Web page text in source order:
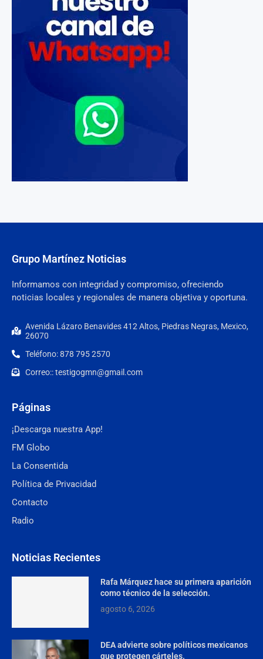
Grupo Martínez Noticias
Informamos con integridad y compromiso, ofreciendo
noticias locales y regionales de manera objetiva y oportuna.
Avenida Lázaro Benavides 412 Altos, Piedras Negras, Mexico,
26070
Teléfono: 878 795 2570
Correo:: testigogmn@gmail.com
Páginas
¡Descarga nuestra App!
FM Globo
La Consentida
Política de Privacidad
Contacto
Radio
Noticias Recientes
Rafa Márquez hace su primera aparición
como técnico de la selección.
agosto 6, 2026
DEA advierte sobre políticos mexicanos
que protegen cárteles.